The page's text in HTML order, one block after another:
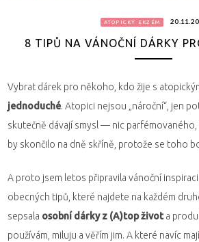
ATOPICKÝ EKZÉM
8 TIPŮ NA VÁNOČNÍ DÁRKY
Vybrat dárek pro někoho, kdo žije s
jednoduché. Atopici nejsou „nároční“, jen
skutečně dávají smysl — nic parfémovaného,
by skončilo na dně skříně, protože se toho
A proto jsem letos připravila vánoční
obecných tipů, které najdete na každém
sepsala osobní dárky z (A)top života
používám, miluju a věřím jim. A které navíc mají